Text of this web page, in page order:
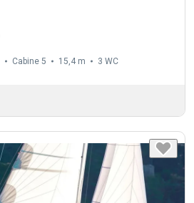
Cabine 5 15,4 m 3 WC